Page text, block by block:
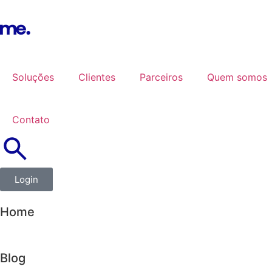
Soluções Clientes Parceiros Quem somos
Contato
Login
Home
Blog